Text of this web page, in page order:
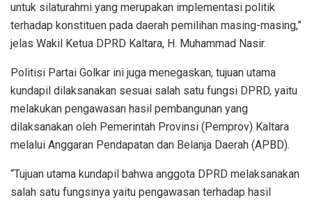
untuk silaturahmi yang merupakan implementasi politik
terhadap konstituen pada daerah pemilihan masing-masing,”
jelas Wakil Ketua DPRD Kaltara, H. Muhammad Nasir.
Politisi Partai Golkar ini juga menegaskan, tujuan utama
kundapil dilaksanakan sesuai salah satu fungsi DPRD, yaitu
melakukan pengawasan hasil pembangunan yang
dilaksanakan oleh Pemerintah Provinsi (Pemprov) Kaltara
melalui Anggaran Pendapatan dan Belanja Daerah (APBD).
“Tujuan utama kundapil bahwa anggota DPRD melaksanakan
salah satu fungsinya yaitu pengawasan terhadap hasil